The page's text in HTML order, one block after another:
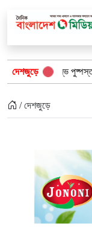
দেশজুড়ে
পুষ্পস্তবক অর্পণ
/ দেশজুড়ে